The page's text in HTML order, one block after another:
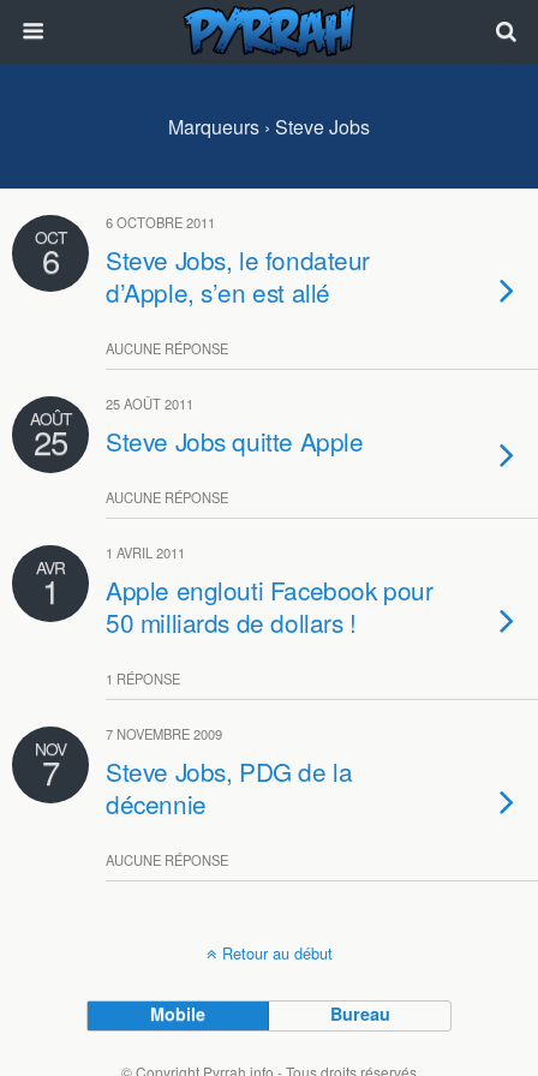
Marqueurs › Steve Jobs
OCT
6
6 OCTOBRE 2011
Steve Jobs, le fondateur
d’Apple, s’en est allé
AUCUNE RÉPONSE
AOÛT
25
25 AOÛT 2011
Steve Jobs quitte Apple
AUCUNE RÉPONSE
AVR
1
1 AVRIL 2011
Apple englouti Facebook pour
50 milliards de dollars !
1 RÉPONSE
NOV
7
7 NOVEMBRE 2009
Steve Jobs, PDG de la
décennie
AUCUNE RÉPONSE
Retour au début
Mobile Bureau
© Copyright Pyrrah.info - Tous droits réservés